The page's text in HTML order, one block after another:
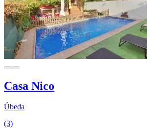
Casa Nico
Úbeda
(3)